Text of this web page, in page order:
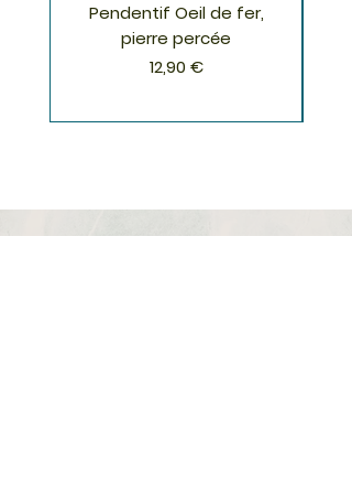
Pendentif Oeil de fer,
pierre percée
Prix
12,90 €
S'inscrire à la Newsletter